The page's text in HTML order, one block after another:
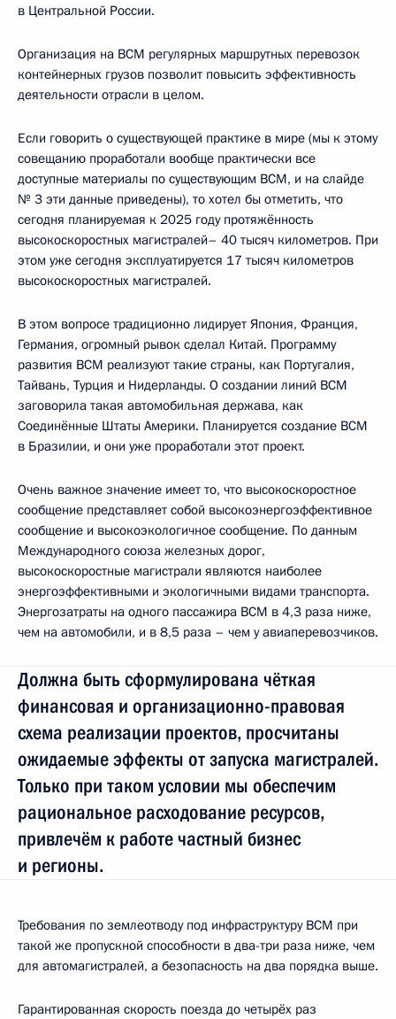
в Центральной России.
Организация на ВСМ регулярных маршрутных перевозок
контейнерных грузов позволит повысить эффективность
деятельности отрасли в целом.
Если говорить о существующей практике в мире (мы к этому
совещанию проработали вообще практически все
доступные материалы по существующим ВСМ, и на слайде
№ 3 эти данные приведены), то хотел бы отметить, что
сегодня планируемая к 2025 году протяжённость
высокоскоростных магистралей– 40 тысяч километров. При
этом уже сегодня эксплуатируется 17 тысяч километров
высокоскоростных магистралей.
В этом вопросе традиционно лидирует Япония, Франция,
Германия, огромный рывок сделал Китай. Программу
развития ВСМ реализуют такие страны, как Португалия,
Тайвань, Турция и Нидерланды. О создании линий ВСМ
заговорила такая автомобильная держава, как
Соединённые Штаты Америки. Планируется создание ВСМ
в Бразилии, и они уже проработали этот проект.
Очень важное значение имеет то, что высокоскоростное
сообщение представляет собой высокоэнергоэффективное
сообщение и высокоэкологичное сообщение. По данным
Международного союза железных дорог,
высокоскоростные магистрали являются наиболее
энергоэффективными и экологичными видами транспорта.
Энергозатраты на одного пассажира ВСМ в 4,3 раза ниже,
чем на автомобили, и в 8,5 раза – чем у авиаперевозчиков.
Должна быть сформулирована чёткая
финансовая и организационно-правовая
схема реализации проектов, просчитаны
ожидаемые эффекты от запуска магистралей.
Только при таком условии мы обеспечим
рациональное расходование ресурсов,
привлечём к работе частный бизнес
и регионы.
Требования по землеотводу под инфраструктуру ВСМ при
такой же пропускной способности в два-три раза ниже, чем
для автомагистралей, а безопасность на два порядка выше.
Гарантированная скорость поезда до четырёх раз